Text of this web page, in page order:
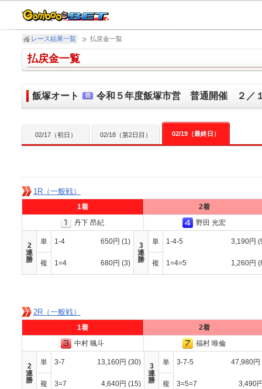
レース結果一覧 払戻金一覧
払戻金一覧
飯塚オート 令和５年度飯塚市営 普通開催 ２／
02/17（初日） 02/18（第2日目） 02/19（最終日）
1R（一般戦）
1着
2着
丹下 昂紀
野田 光宏
2
連
勝
単 1-4 650円 (1)
3
連
勝
単 1-4-5 3,190円
複 1=4 680円 (3) 複 1=4=5 1,260円
2R（一般戦）
1着
2着
中村 颯斗
福村 唯倫
2
連
勝
単 3-7 13,160円 (30)
3
連
勝
単 3-7-5 47,980円
複 3=7 4,640円 (15) 複 3=5=7 3,490